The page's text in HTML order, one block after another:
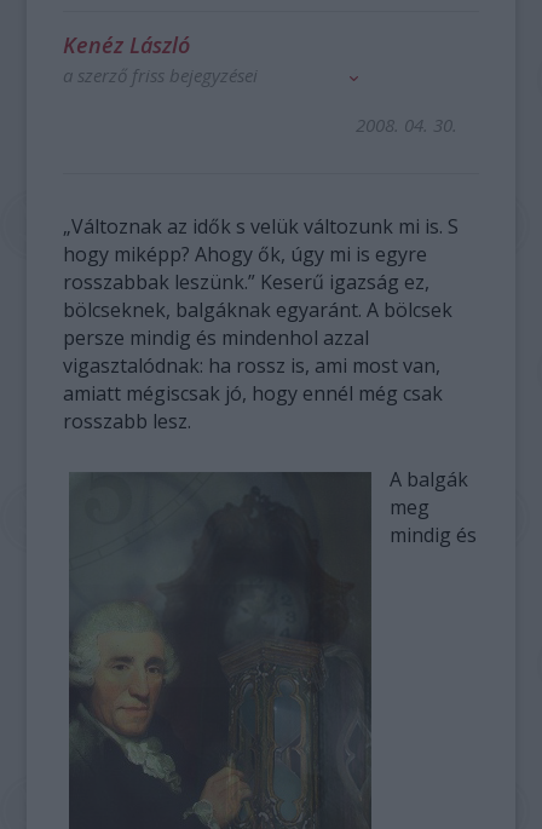
Kenéz László
a szerző friss bejegyzései
2008. 04. 30.
„Változnak az idők s velük változunk mi is. S
hogy miképp? Ahogy ők, úgy mi is egyre
rosszabbak leszünk.” Keserű igazság ez,
bölcseknek, balgáknak egyaránt. A bölcsek
persze mindig és mindenhol azzal
vigasztalódnak: ha rossz is, ami most van,
amiatt mégiscsak jó, hogy ennél még csak
rosszabb lesz.
A balgák
meg
mindig és